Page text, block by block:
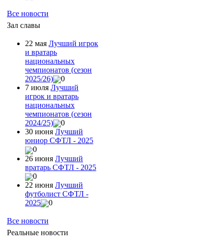
Все новости
Зал славы
22 мая Лучший игрок
и вратарь
национальных
чемпионатов (сезон
2025/26)
0
7 июля Лучший
игрок и вратарь
национальных
чемпионатов (сезон
2024/25)
0
30 июня Лучший
юниор СФТЛ - 2025
0
26 июня Лучший
вратарь СФТЛ - 2025
0
22 июня Лучший
футболист СФТЛ -
2025
0
Все новости
Реальные новости